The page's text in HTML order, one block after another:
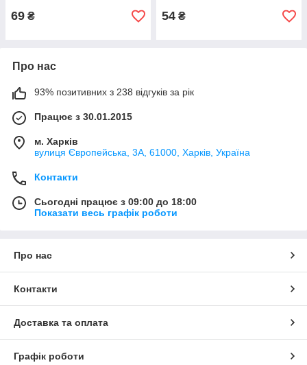
69 ₴ 54 ₴
Про нас
93% позитивних з 238 відгуків за рік
Працює з 30.01.2015
м. Харків
вулиця Європейська, 3А, 61000, Харків, Україна
Контакти
Сьогодні працює з 09:00 до 18:00
Показати весь графік роботи
Про нас
Контакти
Доставка та оплата
Графік роботи